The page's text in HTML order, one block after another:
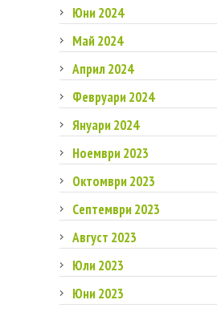
Юни 2024
Май 2024
Април 2024
Февруари 2024
Януари 2024
Ноември 2023
Октомври 2023
Септември 2023
Август 2023
Юли 2023
Юни 2023